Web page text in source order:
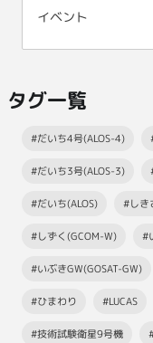
イベント
タグ一覧
#だいち4号(ALOS-4)
#だいち3号(ALOS-3)
#だいち(ALOS) #しき
#しずく(GCOM-W) #
#いぶきGW(GOSAT-GW)
#ひまわり #LUCAS
#技術試験衛星9号機